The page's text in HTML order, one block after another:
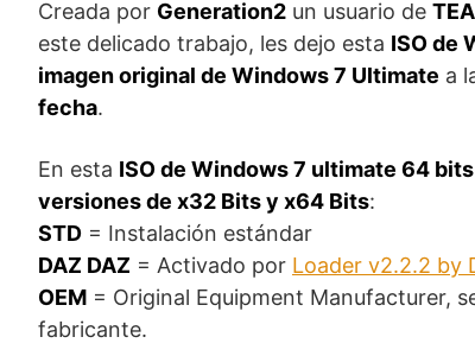
Creada por Generation2 un usuario de
este delicado trabajo, les dejo esta ISO de
imagen original de Windows 7 Ultimate a
fecha.
En esta ISO de Windows 7 ultimate 64 bits
versiones de x32 Bits y x64 Bits:
STD = Instalación estándar
DAZ DAZ = Activado por Loader v2.2.2 by
OEM = Original Equipment Manufacturer,
fabricante.